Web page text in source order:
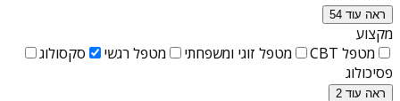
ראה עוד 54
מקצוע
מטפל CBT
מטפל זוגי ומשפחתי מטפל רגשי
סקסולוג
פסיכולוג
ראה עוד 2